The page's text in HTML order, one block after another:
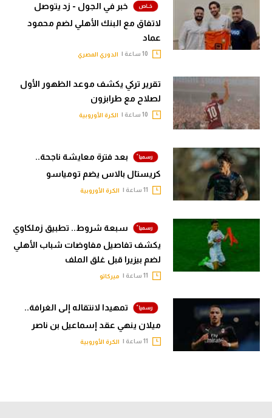
خبر في الجول - زد يتوصل
لاتفاق مع البنك الأهلي لضم محمود
عماد
الدوري المصري
تقرير تركي يكشف موعد الظهور الأول
لصلاح مع طرابزون
الكرة الأوروبية
بعد فترة معايشة ناجحة..
كريستال بالاس يضم تومياسو
الكرة الأوروبية
سبعة شروط.. تطبيق زملكاوي
يكشف تفاصيل مفاوضات شباب الأهلي
لضم بيزيرا قبل غلق الملف
ميركاتو
تمهيدا لانتقاله إلى الغرافة..
ميلان ينهي عقد إسماعيل بن ناصر
الكرة الأوروبية